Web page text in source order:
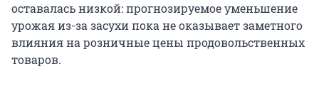
оставалась низкой: прогнозируемое уменьшение
урожая из-за засухи пока не оказывает заметного
влияния на розничные цены продовольственных
товаров.